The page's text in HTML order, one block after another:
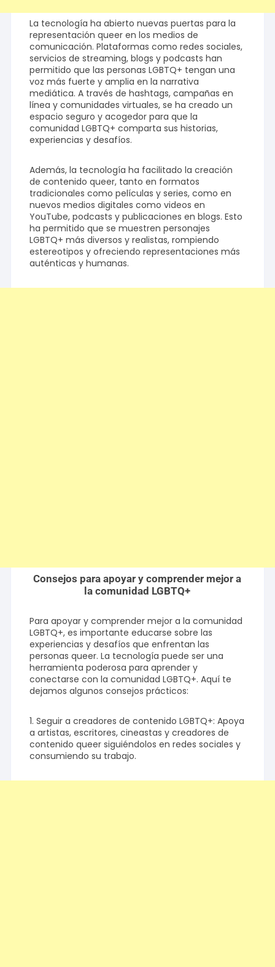
La tecnología ha abierto nuevas puertas para la
representación queer en los medios de
comunicación. Plataformas como redes sociales,
servicios de streaming, blogs y podcasts han
permitido que las personas LGBTQ+ tengan una
voz más fuerte y amplia en la narrativa
mediática. A través de hashtags, campañas en
línea y comunidades virtuales, se ha creado un
espacio seguro y acogedor para que la
comunidad LGBTQ+ comparta sus historias,
experiencias y desafíos.
Además, la tecnología ha facilitado la creación
de contenido queer, tanto en formatos
tradicionales como películas y series, como en
nuevos medios digitales como videos en
YouTube, podcasts y publicaciones en blogs. Esto
ha permitido que se muestren personajes
LGBTQ+ más diversos y realistas, rompiendo
estereotipos y ofreciendo representaciones más
auténticas y humanas.
Consejos para apoyar y comprender mejor a
la comunidad LGBTQ+
Para apoyar y comprender mejor a la comunidad
LGBTQ+, es importante educarse sobre las
experiencias y desafíos que enfrentan las
personas queer. La tecnología puede ser una
herramienta poderosa para aprender y
conectarse con la comunidad LGBTQ+. Aquí te
dejamos algunos consejos prácticos:
1. Seguir a creadores de contenido LGBTQ+: Apoya
a artistas, escritores, cineastas y creadores de
contenido queer siguiéndolos en redes sociales y
consumiendo su trabajo.